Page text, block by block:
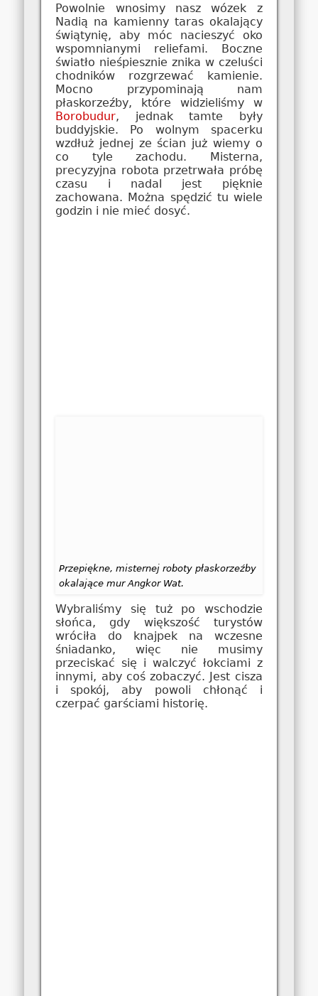
Powolnie wnosimy nasz wózek z
Nadią na kamienny taras okalający
świątynię, aby móc nacieszyć oko
wspomnianymi reliefami. Boczne
światło nieśpiesznie znika w czeluści
chodników rozgrzewać kamienie.
Mocno przypominają nam
płaskorzeźby, które widzieliśmy w
Borobudur, jednak tamte były
buddyjskie. Po wolnym spacerku
wzdłuż jednej ze ścian już wiemy o
co tyle zachodu. Misterna,
precyzyjna robota przetrwała próbę
czasu i nadal jest pięknie
zachowana. Można spędzić tu wiele
godzin i nie mieć dosyć.
Przepiękne, misternej roboty płaskorzeźby
okalające mur Angkor Wat.
Wybraliśmy się tuż po wschodzie
słońca, gdy większość turystów
wróciła do knajpek na wczesne
śniadanko, więc nie musimy
przeciskać się i walczyć łokciami z
innymi, aby coś zobaczyć. Jest cisza
i spokój, aby powoli chłonąć i
czerpać garściami historię.